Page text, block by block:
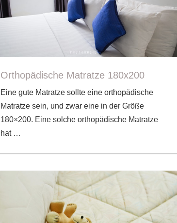
Orthopädische Matratze 180x200
Eine gute Matratze sollte eine orthopädische
Matratze sein, und zwar eine in der Größe
180×200. Eine solche orthopädische Matratze
hat …